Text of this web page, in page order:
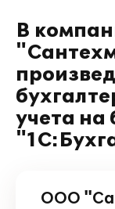
В
учета на
ООО